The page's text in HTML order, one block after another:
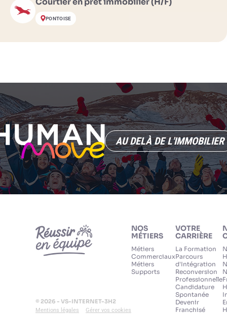
PONTOISE
AU DELÀ DE L'IMMOBILIER
© 2026 - VS-INTERNET-3H2
Mentions légales Gérer vos cookies
NOS
MÉTIERS
Métiers
Commerciaux
Métiers
Supports
VOTRE
CARRIÈRE
La Formation
Parcours
d'Intégration
Reconversion
Professionnelle
Candidature
Spontanée
Devenir
Franchisé